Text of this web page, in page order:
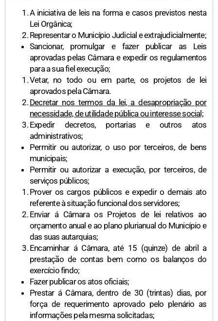
A iniciativa de leis na forma e casos previstos nesta
Lei Orgânica;
Representar o Município Judicial e extrajudicialmente;
Sancionar, promulgar e fazer publicar as Leis
aprovadas pelas Câmara e expedir os regulamentos
para a sua fiel execução;
Vetar, no todo ou em parte, os projetos de lei
aprovados pela Câmara.
Decretar nos termos da lei, a desapropriação por
necessidade, de utilidade pública ou interesse social;
Expedir decretos, portarias e outros atos
administrativos;
Permitir ou autorizar, o uso por terceiros, de bens
municipais;
Permitir ou autorizar a execução, por terceiros, de
serviços públicos;
Prover os cargos públicos e expedir o demais ato
referente à situação funcional dos servidores;
Enviar á Câmara os Projetos de lei relativos ao
orçamento anual e ao plano plurianual do Município e
das suas autarquias;
Encaminhar á Câmara, até 15 (quinze) de abril a
prestação de contas bem como os balanços do
exercício findo;
Fazer publicar os atos oficiais;
Prestar á Câmara, dentro de 30 (trintas) dias, por
força de requerimento aprovado pelo plenário as
informações pela mesma solicitadas;